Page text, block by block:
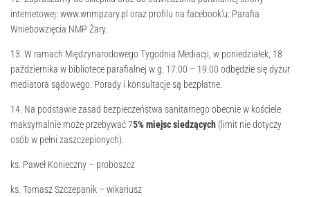
internetowej: www.wnmpzary.pl oraz profilu na facebook’u: Parafia
Wniebowzięcia NMP Żary.
13. W ramach Międzynarodowego Tygodnia Mediacji, w poniedziałek, 18
października w bibliotece parafialnej w g. 17:00 – 19:00 odbędzie się dyżur
mediatora sądowego. Porady i konsultacje są bezpłatne.
14. Na podstawie zasad bezpieczeństwa sanitarnego obecnie w kościele
maksymalnie może przebywać 75% miejsc siedzących (limit nie dotyczy
osób w pełni zaszczepionych).
ks. Paweł Konieczny – proboszcz
ks. Tomasz Szczepanik – wikariusz